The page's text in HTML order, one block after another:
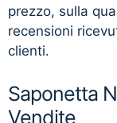
prezzo, sulla
recensioni
clienti.
Saponetta
Vendite